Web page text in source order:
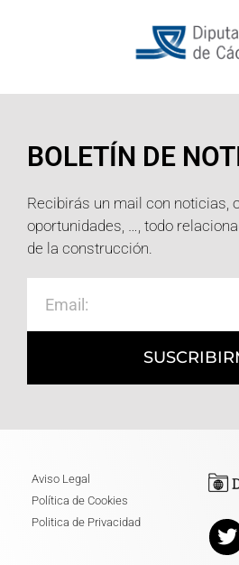
BOLETÍN DE
Recibirás un mail con noticias,
oportunidades, …, todo
de la construcción.
Aviso Legal
Política de Cookies
Politica de Privacidad